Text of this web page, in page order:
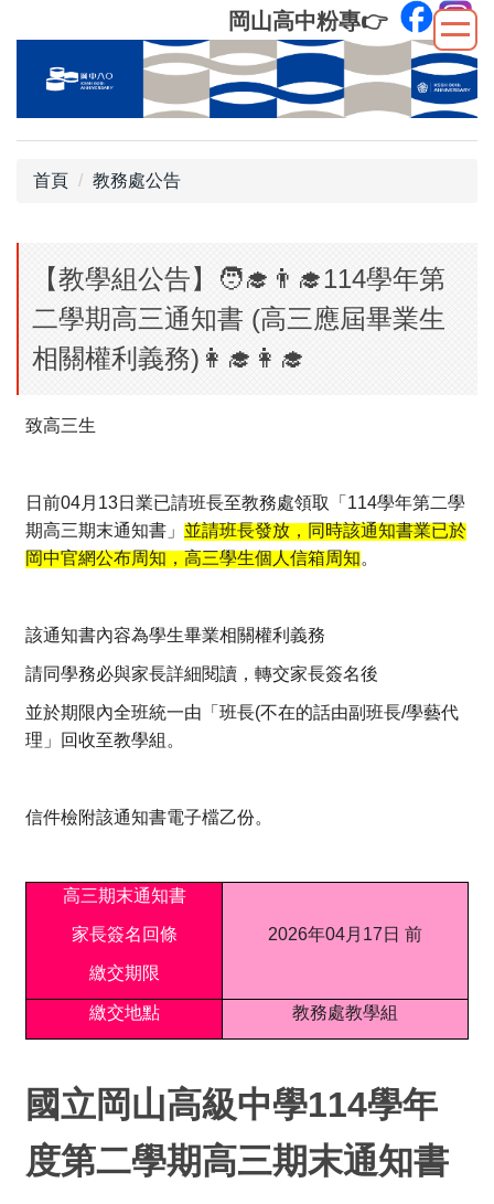
到
內
岡山高中粉專👉
首頁 教務處公告
【教學組公告】🧑‍🎓👨‍🎓114學年第
二學期高三通知書 (高三應屆畢業生
相關權利義務)👩‍🎓👩‍🎓
致高三生
日前04月13日業已請班長至教務處領取「114學年第二學
期高三期末通知書」 並請班長發放， 同時該通知書業已於
岡中官網公布周知，高三學生個人信箱周知。
該通知書內容為學生畢業相關權利義務
請同學務必與家長詳細閱讀，轉交家長簽名後
並於期限內全班統一由「班長(不在的話由副班長/學藝代
理」
回收至教學組。
信件檢附該通知書電子檔乙份。
高三期末通知書
家長簽名回條
繳交期限
2026年04月17日 前
繳交地點 教務處教學組
國立岡山高級中學114學年
度第二學期高三期末通知書